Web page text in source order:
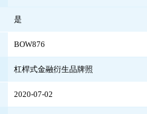
是
BOW876
杠桿式金融衍生品牌照
2020-07-02